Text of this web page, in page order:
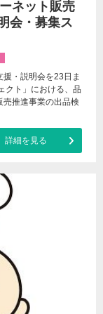
ネット販売
会・募集ス
援・説明会を23日ま
クト」における、品
売推進事業の出品検
詳細を見る